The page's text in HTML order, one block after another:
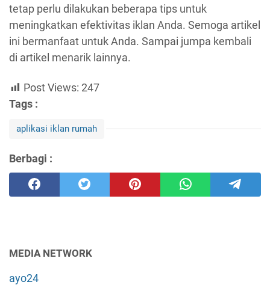
tetap perlu dilakukan beberapa tips untuk
meningkatkan efektivitas iklan Anda. Semoga artikel
ini bermanfaat untuk Anda. Sampai jumpa kembali
di artikel menarik lainnya.
Post Views: 247
Tags :
aplikasi iklan rumah
Berbagi :
MEDIA NETWORK
ayo24